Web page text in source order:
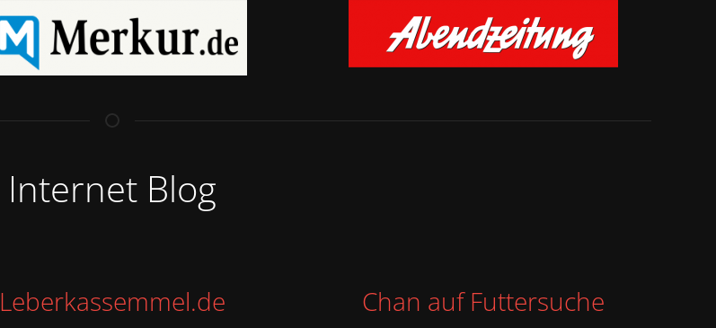
Internet Blog
Leberkassemmel.de Chan auf Futtersuche